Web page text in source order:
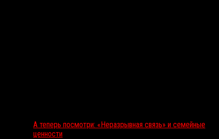
А теперь посмотри: «Неразрывная связь» и семейные
ценности